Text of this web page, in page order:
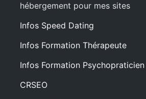
hébergement pour mes sites
Infos Speed Dating
Infos Formation Thérapeute
Infos Formation Psychopraticien
CRSEO